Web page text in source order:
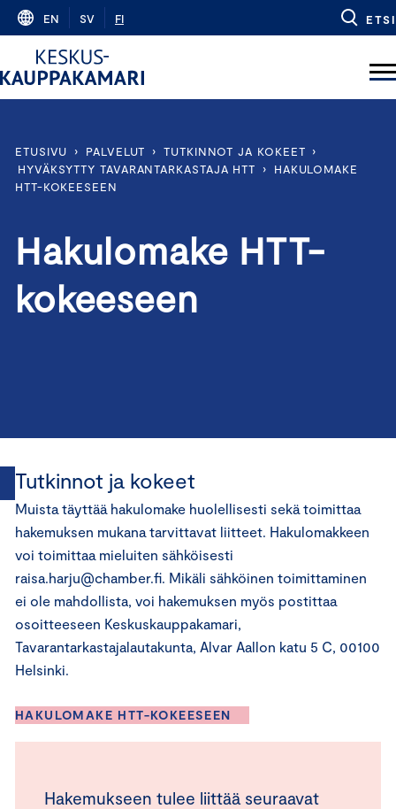
Skip
content
EN SV FI ETSI
ETUSIVU › PALVELUT › TUTKINNOT JA KOKEET ›
HYVÄKSYTTY TAVARANTARKASTAJA HTT
›
HAKULOMAKE
HTT-KOKEESEEN
Hakulomake HTT-
kokeeseen
Tutkinnot ja kokeet
Muista täyttää hakulomake huolellisesti sekä toimittaa
hakemuksen mukana tarvittavat liitteet. Hakulomakkeen
voi toimittaa mieluiten sähköisesti
raisa.harju@chamber.fi. Mikäli sähköinen toimittaminen
ei ole mahdollista, voi hakemuksen myös postittaa
osoitteeseen Keskuskauppakamari,
Tavarantarkastajalautakunta, Alvar Aallon katu 5 C, 00100
Helsinki.
HAKULOMAKE HTT-KOKEESEEN
Hakemukseen tulee liittää seuraavat